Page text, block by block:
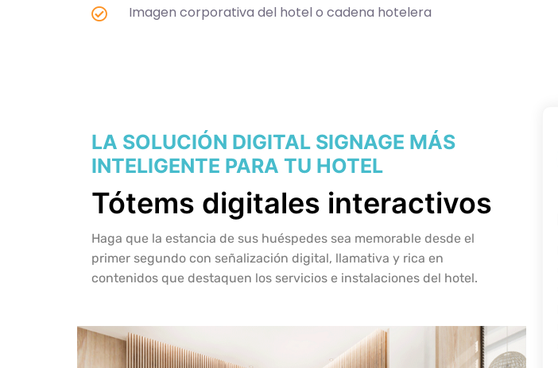
Imagen corporativa del hotel o cadena hotelera
LA SOLUCIÓN DIGITAL SIGNAGE MÁS
INTELIGENTE PARA TU HOTEL
Tótems digitales interactivos
Haga que la estancia de sus huéspedes sea memorable desde el
primer segundo con señalización digital, llamativa y rica en
contenidos que destaquen los servicios e instalaciones del hotel.